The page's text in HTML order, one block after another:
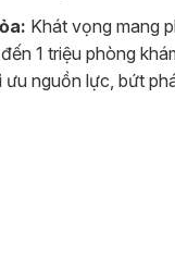
Khát vọng mang
1 triệu phòng
ưu nguồn lực, bứt